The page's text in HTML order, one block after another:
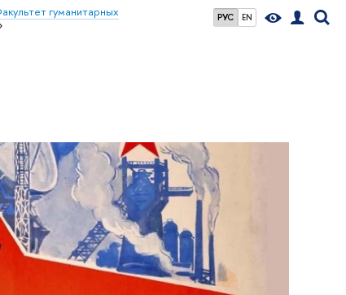
РУС EN
гуманитарных